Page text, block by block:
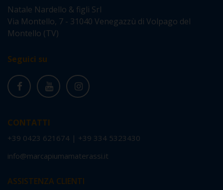
Natale Nardello & figli Srl
Via Montello, 7 - 31040 Venegazzù di Volpago del
Montello (TV)
Seguici su
CONTATTI
+39 0423 621674 | +39 334 5323430
info@marcapiumamaterassi.it
ASSISTENZA CLIENTI